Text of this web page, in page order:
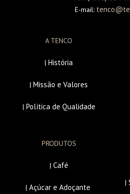
E-mail:
A TENCO
| História
| Missão e Valores
| Política de Qualidade
PRODUTOS
| Café
| Açúcar e Adoçante |